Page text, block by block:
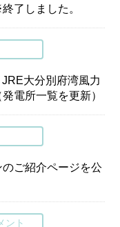
了しました。
大分別府湾風力
電所一覧を更新）
ご紹介ページを公
ント